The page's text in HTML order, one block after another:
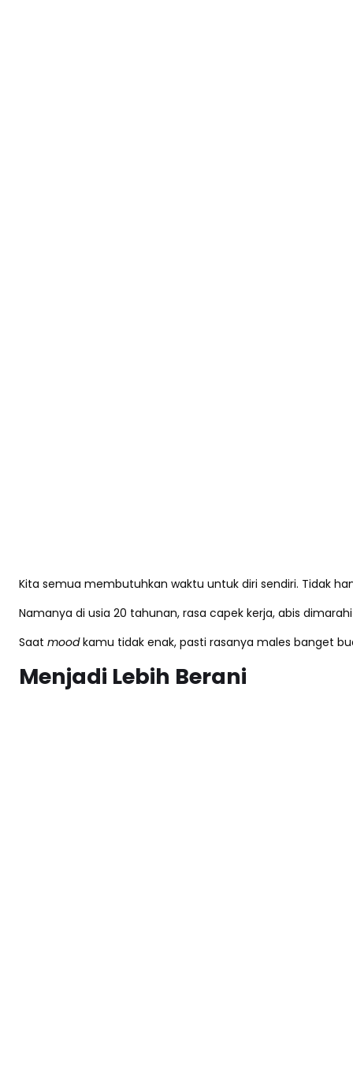
Kita semua membutuhkan waktu untuk diri sendiri. Tidak
Namanya di usia 20 tahunan, rasa capek kerja, abis
Saat moodkamu tidak enak, pasti rasanya males banget
Menjadi Lebih Berani